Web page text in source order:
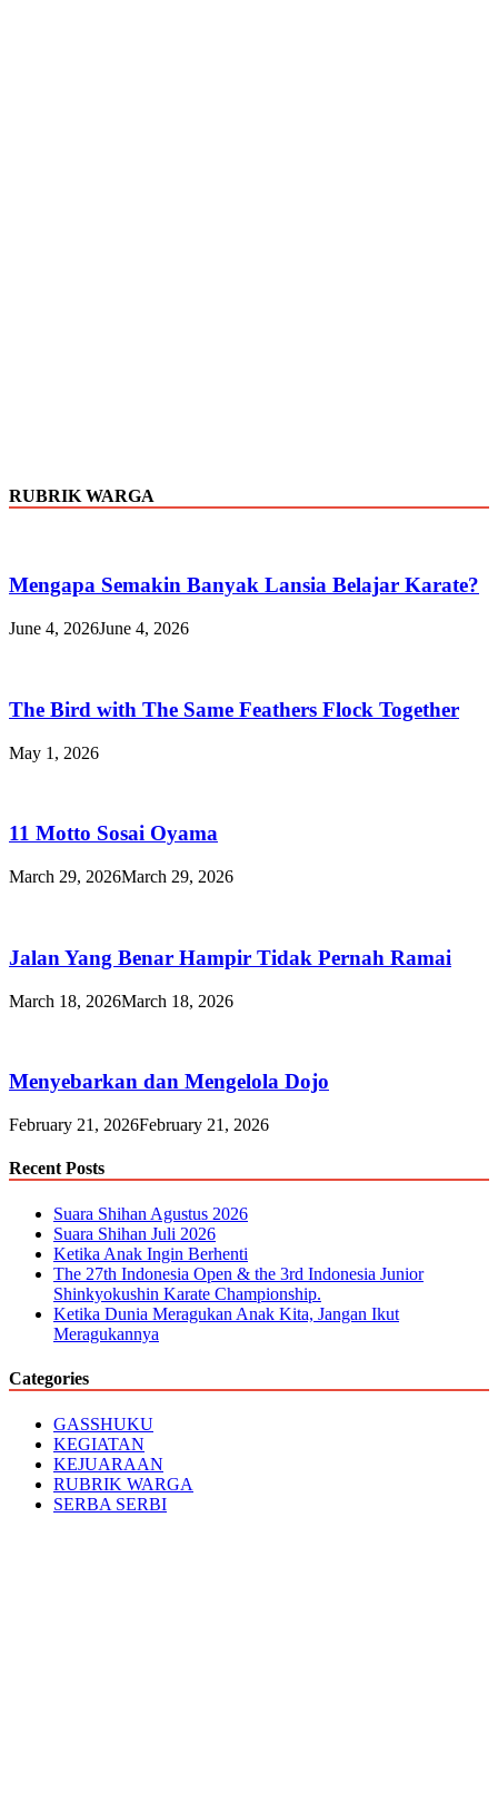
RUBRIK WARGA
Mengapa Semakin Banyak Lansia Belajar Karate?
June 4, 2026June 4, 2026
The Bird with The Same Feathers Flock Together
May 1, 2026
11 Motto Sosai Oyama
March 29, 2026March 29, 2026
Jalan Yang Benar Hampir Tidak Pernah Ramai
March 18, 2026March 18, 2026
Menyebarkan dan Mengelola Dojo
February 21, 2026February 21, 2026
Recent Posts
Suara Shihan Agustus 2026
Suara Shihan Juli 2026
Ketika Anak Ingin Berhenti
The 27th Indonesia Open & the 3rd Indonesia Junior
Shinkyokushin Karate Championship.
Ketika Dunia Meragukan Anak Kita, Jangan Ikut
Meragukannya
Categories
GASSHUKU
KEGIATAN
KEJUARAAN
RUBRIK WARGA
SERBA SERBI